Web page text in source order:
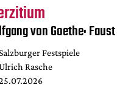
von Goethe:
Festspiele
Rasche